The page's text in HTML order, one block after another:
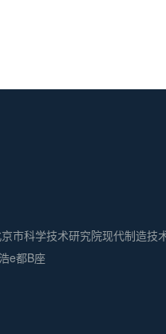
市科学技术研究院现代制造技
e都B座